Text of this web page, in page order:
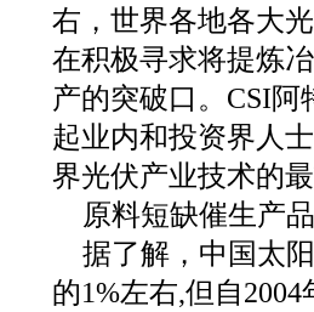
右，世界各地各大
在积极寻求将提炼
产的突破口。CSI
起业内和投资界人
界光伏产业技术的最
原料短缺催生产
据了解，中国太
的1%左右,但自